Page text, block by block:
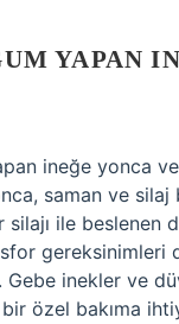
YAPAN
ineğe yonca
saman ve silaj
silajı ile beslenen
gereksinimleri
Gebe inekler ve
özel bakıma